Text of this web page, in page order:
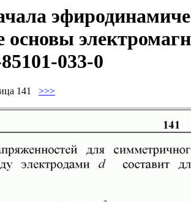
основы
033-0
141 >>>